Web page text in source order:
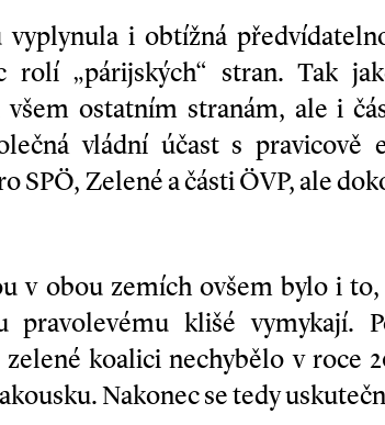
vyplynula i obtížná
rolí „párijských“ stran. Tak
ostatním stranám, ale i
vládní účast s
SPÖ, Zelené a části ÖVP, ale
v obou zemích ovšem bylo i
pravolevému klišé vymykají.
koalici nechybělo v roce
Nakonec se tedy